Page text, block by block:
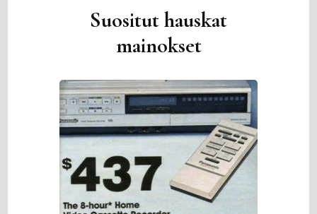
Suositut hauskat
mainokset